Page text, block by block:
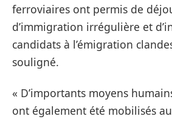
ferroviaires ont permis de
d’immigration irrégulière et
candidats à l’émigration
souligné.
« D’importants moyens
ont également été mobilisés